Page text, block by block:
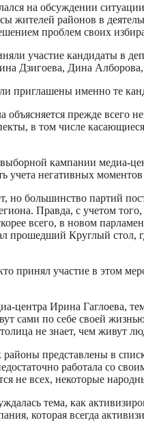
на обсуждении
жителей районов в
проблем своих
участие кандидаты в
Дзигоева, Дина
приглашены именно те
объясняется прежде всего
в том числе
кампании медиа-
учета негативных
но большинство партий
Правда, с учетом
всего, в новом
прошедший Круглый стол,
принял участие в этом
центра Ирина Гаглоева,
сами по себе своей
не знает, чем живут
районы представлены в
работала со
не всех, некоторые
тема, как
которая всегда